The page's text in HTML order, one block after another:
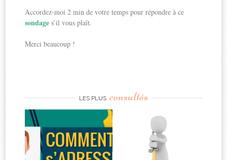
Accordez-moi 2 min de votre temps pour répondre à ce
sondages’il vous plaît.
Merci beaucoup !
LES PLUS consultés